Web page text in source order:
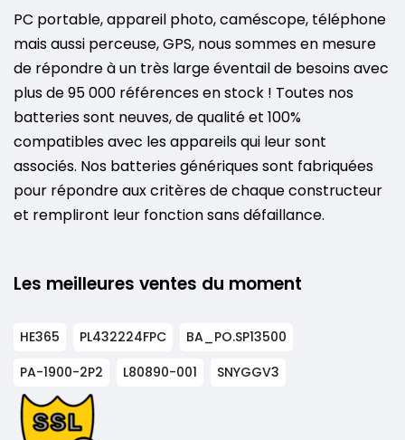
PC portable, appareil photo, caméscope, téléphone
mais aussi perceuse, GPS, nous sommes en mesure
de répondre à un très large éventail de besoins avec
plus de 95 000 références en stock ! Toutes nos
batteries sont neuves, de qualité et 100%
compatibles avec les appareils qui leur sont
associés. Nos batteries génériques sont fabriquées
pour répondre aux critères de chaque constructeur
et rempliront leur fonction sans défaillance.
Les meilleures ventes du moment
HE365 PL432224FPC
BA_PO.SP13500
PA-1900-2P2
L80890-001 SNYGGV3